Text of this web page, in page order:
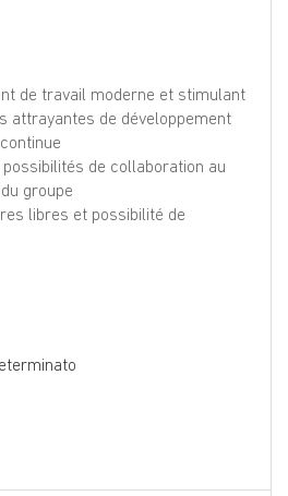
de travail moderne et stimulant
attrayantes de développement
de collaboration au
groupe
libres et possibilité de